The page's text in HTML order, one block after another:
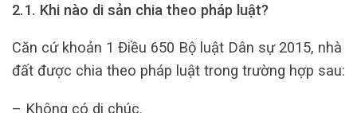
2.1. Khi nào di sản chia theo pháp luật?
Căn cứ khoản 1 Điều 650 Bộ luật Dân sự 2015, nhà
đất được chia theo pháp luật trong trường hợp sau:
– Không có di chúc.